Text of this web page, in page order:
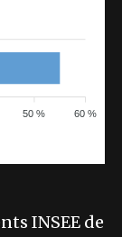
60 %
50 %
INSEE de